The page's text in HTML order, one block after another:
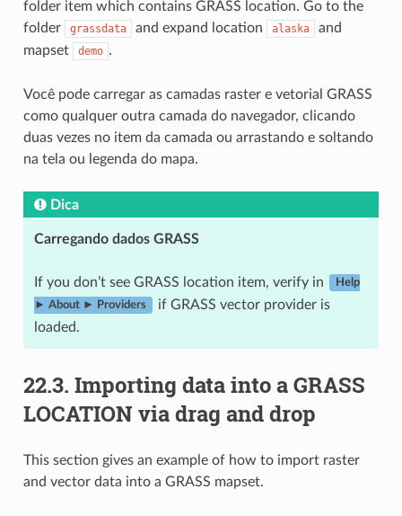
folder item which contains GRASS location. Go to the
folder
grassdata and expand location alaska
and
mapset
demo .
Você pode carregar as camadas raster e vetorial GRASS
como qualquer outra camada do navegador, clicando
duas vezes no item da camada ou arrastando e soltando
na tela ou legenda do mapa.
Dica
Carregando dados GRASS
If you don’t see GRASS location item, verify in Help
► About ► Providers
if GRASS vector provider is
loaded.
22.3. Importing data into a GRASS
LOCATION via drag and drop
This section gives an example of how to import raster
and vector data into a GRASS mapset.